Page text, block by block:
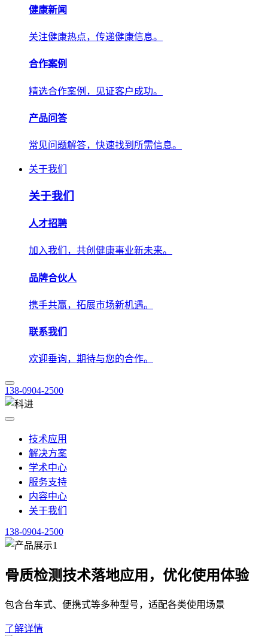
健康新闻
关注健康热点，传递健康信息。
合作案例
精选合作案例，见证客户成功。
产品问答
常见问题解答，快速找到所需信息。
关于我们
关于我们
人才招聘
加入我们，共创健康事业新未来。
品牌合伙人
携手共赢，拓展市场新机遇。
联系我们
欢迎垂询，期待与您的合作。
138-0904-2500
技术应用
解决方案
学术中心
服务支持
内容中心
关于我们
138-0904-2500
骨质检测技术落地应用，优化使用体验
包含台车式、便携式等多种型号，适配各类使用场景
了解详情